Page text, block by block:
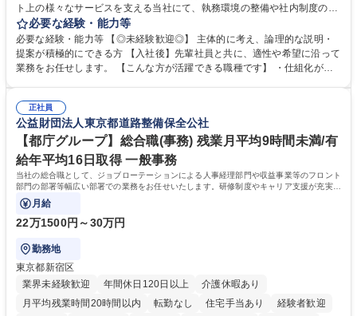
ト上の様々なサービスを支える当社にて、執務環境の整備や社内制度の検
討、イベント運営などの幅広い業務を担当し、間接的に会社の生産性向上
や成長に貢献している部署です。 会社の全メンバーが安心して長く成果を
発揮できる環境を整えるために、毎日のメンテナンスや維持管理に加え、
新たな施策検討を積極的に行っていただき、会社全体を巻き込み課題解決
幅広い業務の体得が可能で、多様なキャリアパスを描くことも可能です。
募集職種 【総務】未経験歓迎◎/リモート可/世界で唯一の事業/福利厚生◎/
再雇用有
必要な経験・能力等
必要な経験・能力等 【◎未経験歓迎◎】 主体的に考え、論理的な説明・
提案が積極的にできる方 【入社後】先輩社員と共に、適性や希望に沿って
業務をお任せします。 【こんな方が活躍できる職種です】 ・仕組化が好
対処できる・新しいことに興味関心がある 【魅力】■自己啓発支援：資格
取得や通信教育など費用の80%（年間25万円まで）を補助 ■住宅手当：家
賃の50%（月額7万円まで）を補助 学歴・資格 学歴：大学院 大学 語学
力： 資格：
正社員
公益財団法人東京都道路整備保全公社
【都庁グループ】総合職(事務) 残業月平均9時間未満/有
給年平均16日取得 一般事務
当社の総合職として、ジョブローテーションによる人事経理部門や収益事業等のフロント
部門の部署等幅広い部署での業務をお任せいたします。研修制度やキャリア支援が充実し
ております！ ※下記業務詳細
月給
22万1500円～30万円
勤務地
東京都新宿区
業界未経験歓迎
年間休日120日以上
介護休暇あり
月平均残業時間20時間以内
転勤なし 住宅手当あり
経験者歓迎